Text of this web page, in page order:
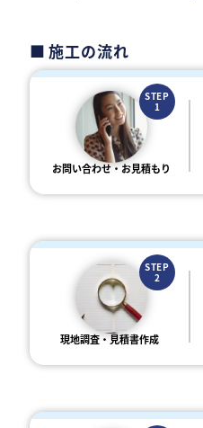
施工の流れ
STEP
1
お問い合わせ・お見積もり
STEP
2
現地調査・見積書作成